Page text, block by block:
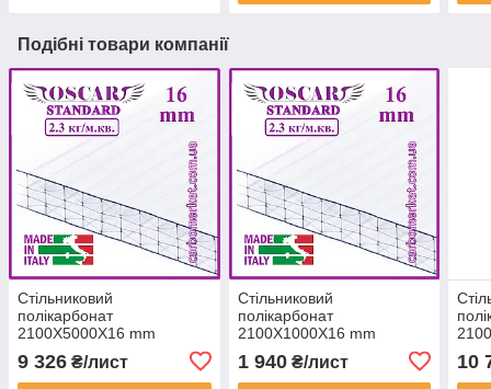
Подібні товари компанії
Стільниковий
полікарбонат
2100Х5000Х16 mm
посилений прозорий
9 326 ₴/лист
Стільниковий
полікарбонат
2100Х1000Х16 mm
посилений прозорий
1 940₴/лист 10